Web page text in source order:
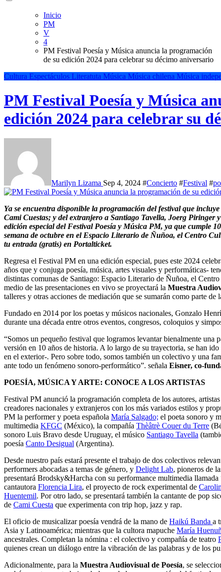
Inicio
PM
V
4
PM Festival Poesía y Música anuncia la programación
de su edición 2024 para celebrar su décimo aniversario
Cultura Espectáculos Literatuta Música Música chilena Música
PM Festival Poesía y Música
edición 2024 para celebrar su
Marilyn Lizama Sep 4, 2024 #Concierto #Festival #
Ya se encuentra disponible la programación del festival que incluye a artistas de Chile como LASTESIS, Gabriel Huentemil o
Cami Cuestas; y del extranjero a Santiago Tavella, Joerg Piringer
edición especial del Festival Poesía y Música PM, ya que cumple
semana de octubre en el Espacio Literario de Ñuñoa, el Centro
tu entrada (gratis) en Portalticket.
Regresa el Festival PM en una edición especial, pues este 2024
años que y conjuga poesía, música, artes visuales y performáticas-
distintas comunas de Santiago: Espacio Literario de Ñuñoa, el
medio de las presentaciones en vivo se proyectará la Muestra
talleres y otras acciones de mediación que se sumarán como parte
Fundado en 2014 por los poetas y músicos nacionales, Gonzalo
durante una década entre otros eventos, congresos, coloquios y
“Somos un pequeño festival que logramos levantar bienalmente una
versión en 10 años de historia. A lo largo de su trayectoria, se han
en el exterior-. Pero sobre todo, somos también un colectivo y una
ante todo un fenómeno sonoro-performático”. señala Eisner, co-
POESÍA, MÚSICA Y ARTE: CONOCE A LOS ARTISTAS
Festival PM anunció la programación completa de los autores,
creadores nacionales y extranjeros con los más variados estilos y
PM la performer y poeta española María Salgado; el poeta sonoro y
multimedia KFGC (México), la compañía Thèâtrè Couer du Terre
sonoro Luis Bravo desde Uruguay, el músico Santiago Tavella
poesía Canto Desigual (Argentina).
Desde nuestro país estará presente el trabajo de dos colectivos
performers abocadas a temas de género, y Delight Lab, pioneros de
presentará Brodsky&Harcha con su performance multimedia
cantautora Florencia Lira, el proyecto de rock experimental de
Huentemil. Por otro lado, se presentará también la cantante de pop
de Cami Cuesta que experimenta con trip hop, jazz y rap.
El oficio de musicalizar poesía vendrá de la mano de Haikú Banda a
Asia y Latinoamérica; mientras que la cultora mapuche María
ancestrales. Completan la nómina : el colectivo y compañía de teatro
quienes crean un diálogo entre la vibración de las palabras y de los
Adicionalmente, para la Muestra Audiovisual de Poesía, se